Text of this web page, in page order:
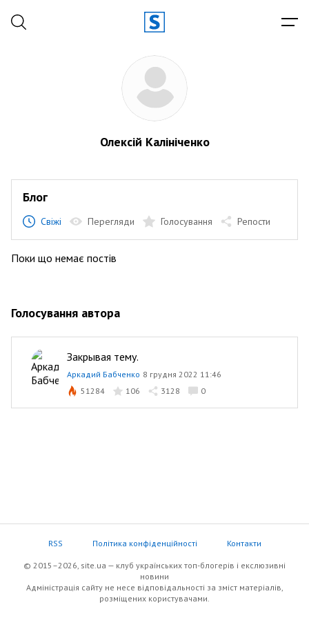
Олексій Калініченко
Блог
Свіжі Перегляди Голосування Репости
Поки що немає постів
Голосування автора
Закрывая тему.
Аркадий Бабченко 8 грудня 2022 11:46
51284
106 3128 0
RSS Політика конфіденційності Контакти
© 2015–2026, site.ua — клуб українських топ-блогерів i екслюзивнi
новини
Адміністрація сайту не несе відповідальності за зміст матеріалів,
розміщених користувачами.